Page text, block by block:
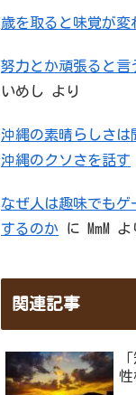
歳を取ると味覚が変
努力とか頑張ると言
いめし より
沖縄の素晴らしさは
沖縄のクソさを話す
なぜ人は趣味でも
するのか に MmM よ
関連記事
性